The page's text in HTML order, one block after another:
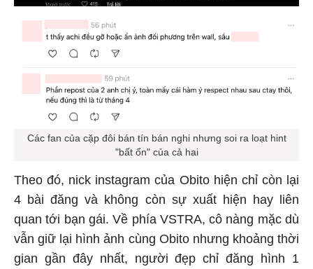
Các fan của cặp đôi bán tín bán nghi nhưng soi ra loạt hint
"bất ổn" của cả hai
Theo đó, nick instagram của Obito hiện chỉ còn lại
4 bài đăng và không còn sự xuất hiện hay liên
quan tới bạn gái. Về phía VSTRA, cô nàng mặc dù
vẫn giữ lại hình ảnh cùng Obito nhưng khoảng thời
gian gần đây nhất, người đẹp chỉ đăng hình 1